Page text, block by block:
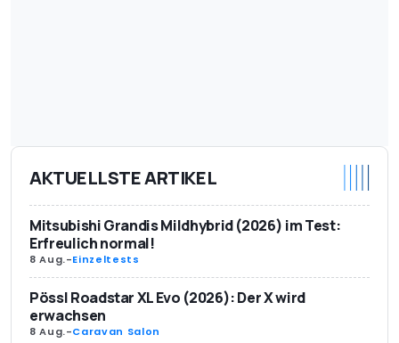
AKTUELLSTE ARTIKEL
Mitsubishi Grandis Mildhybrid (2026) im Test:
Erfreulich normal!
8 Aug.-Einzeltests
Pössl Roadstar XL Evo (2026): Der X wird
erwachsen
8 Aug.-Caravan Salon